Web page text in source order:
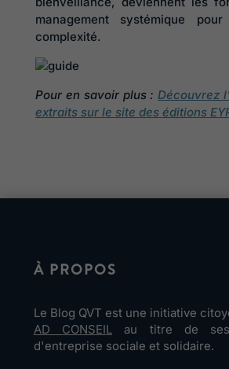
management systémique
complexité.
Pour en savoir plus :Découvrez
extraits sur le site des éditions
À PROPOS
Le Blog QVT est une initiative
AD CONSEILau titre de ses
d'entreprise sociale et solidaire.